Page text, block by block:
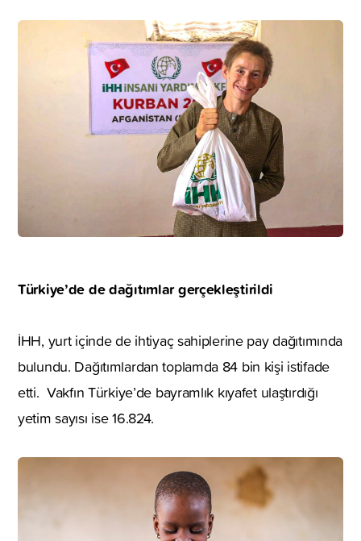
Türkiye’de de dağıtımlar gerçekleştirildi
İHH, yurt içinde de ihtiyaç sahiplerine pay dağıtımında
bulundu. Dağıtımlardan toplamda 84 bin kişi istifade
etti. Vakfın Türkiye’de bayramlık kıyafet ulaştırdığı
yetim sayısı ise 16.824.